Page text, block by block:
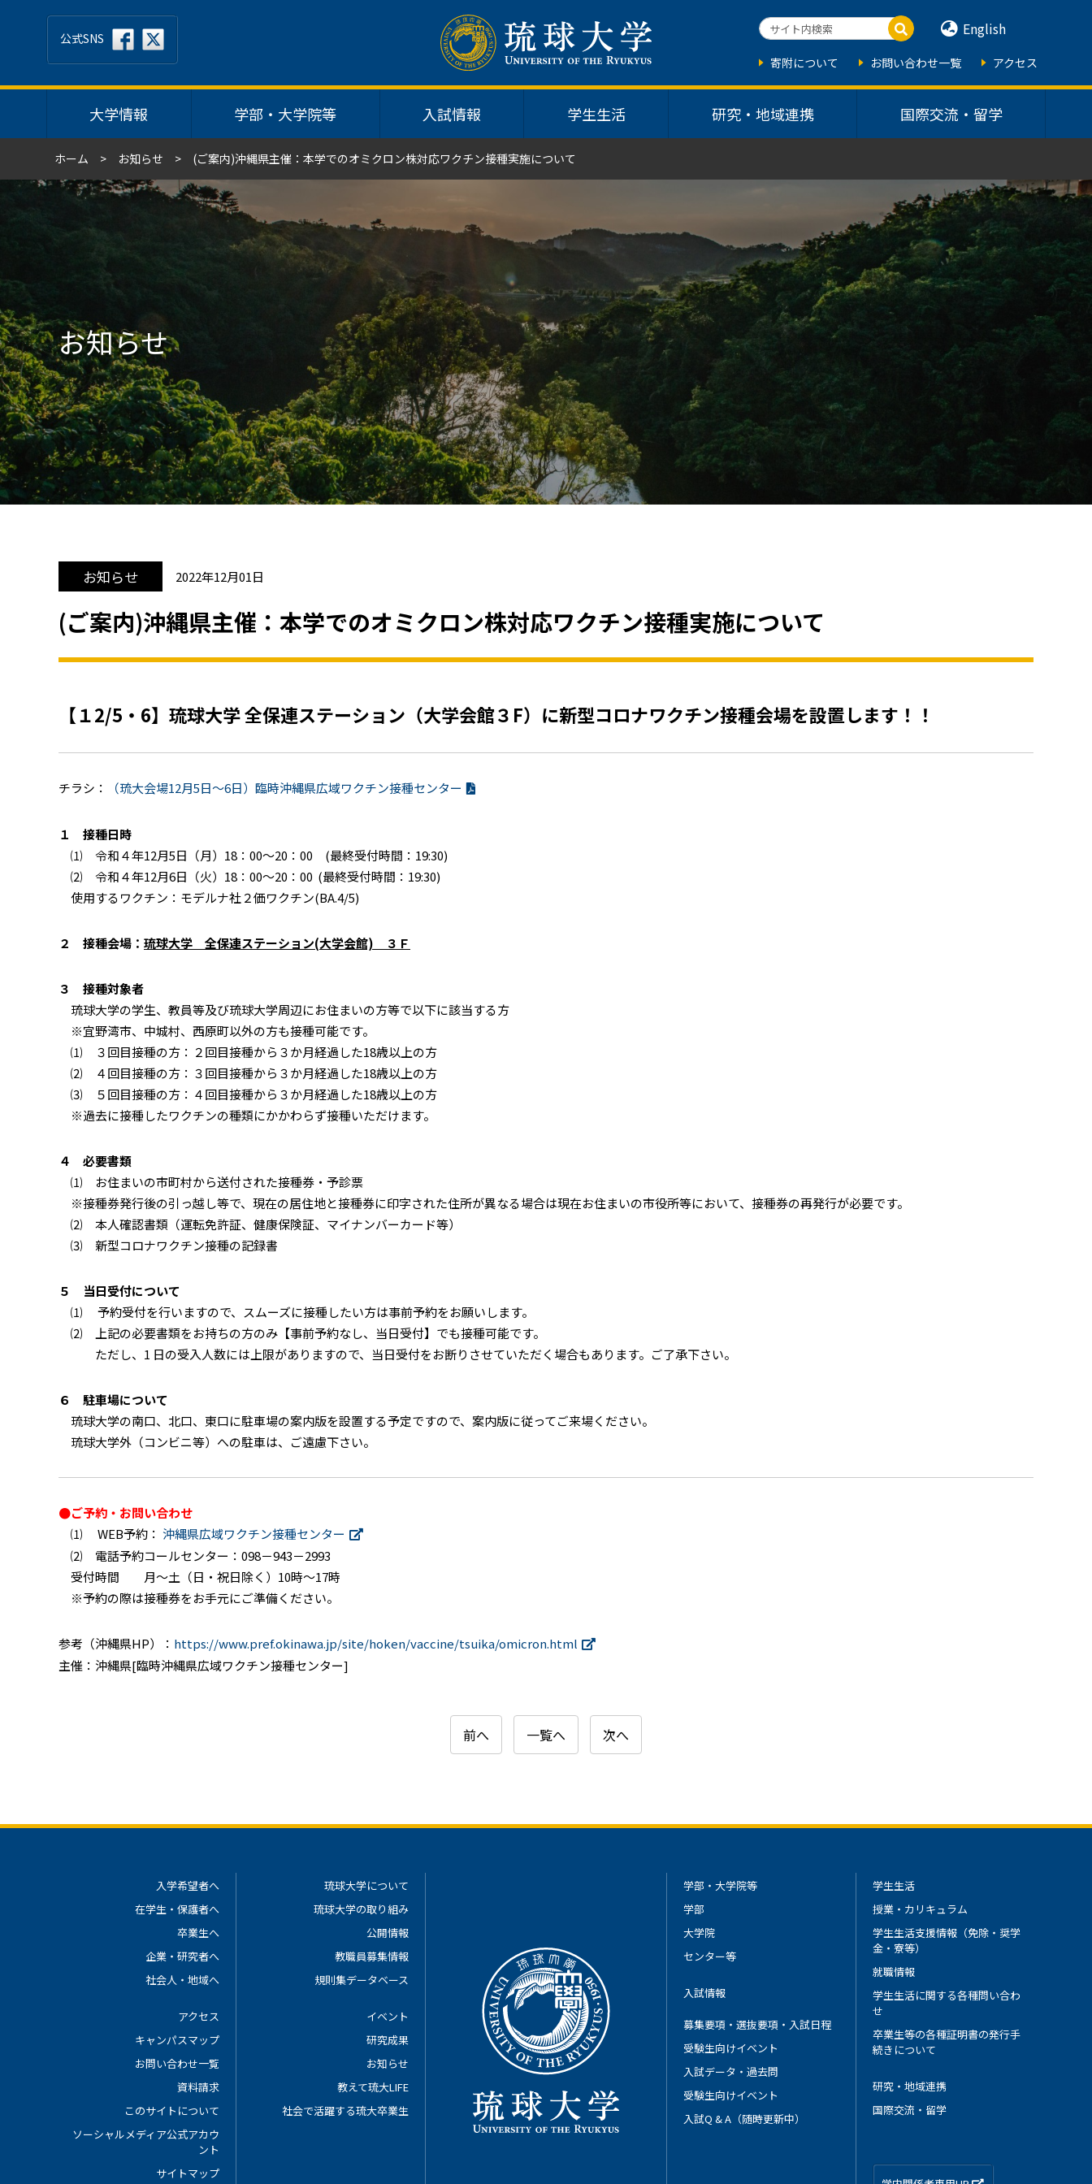
大学情報 学部・大学院等 入試情報 学生生活 研究・地域連携 国際交流・留学
公式SNS English
寄附について お問い合わせ一覧 アクセス
ホーム お知らせ (ご案内)沖縄県主催：本学でのオミクロン株対応ワクチン接種実施について
お知らせ
お知らせ 2022年12月01日
(ご案内)沖縄県主催：本学でのオミクロン株対応ワクチン接種実施について
【１2/5・6】琉球大学 全保連ステーション（大学会館３F）に新型コロナワクチン接種会場を設置します！！
チラシ： （琉大会場12月5日～6日）臨時沖縄県広域ワクチン接種センター
１ 接種日時
⑴ 令和４年12月5日（月）18：00～20：00 (最終受付時間：19:30)
⑵ 令和４年12月6日（火）18：00～20：00 (最終受付時間：19:30)
使用するワクチン：モデルナ社２価ワクチン(BA.4/5)
２ 接種会場： 琉球大学 全保連ステーション(大学会館) ３Ｆ
３ 接種対象者
琉球大学の学生、教員等及び琉球大学周辺にお住まいの方等で以下に該当する方
※宜野湾市、中城村、西原町以外の方も接種可能です。
⑴ ３回目接種の方：２回目接種から３か月経過した18歳以上の方
⑵ ４回目接種の方：３回目接種から３か月経過した18歳以上の方
⑶ ５回目接種の方：４回目接種から３か月経過した18歳以上の方
※過去に接種したワクチンの種類にかかわらず接種いただけます。
４ 必要書類
⑴ お住まいの市町村から送付された接種券・予診票
※接種券発行後の引っ越し等で、現在の居住地と接種券に印字された住所が異なる場合は現在お住まいの市役所等において、接種券の再発行が必要です。
⑵ 本人確認書類（運転免許証、健康保険証、マイナンバーカード等）
⑶ 新型コロナワクチン接種の記録書
５ 当日受付について
⑴ 予約受付を行いますので、スムーズに接種したい方は事前予約をお願いします。
⑵ 上記の必要書類をお持ちの方のみ【事前予約なし、当日受付】でも接種可能です。
ただし、1 日の受入人数には上限がありますので、当日受付をお断りさせていただく場合もあります。ご了承下さい。
６ 駐車場について
琉球大学の南口、北口、東口に駐車場の案内版を設置する予定ですので、案内版に従ってご来場ください。
琉球大学外（コンビニ等）への駐車は、ご遠慮下さい。
●ご予約・お問い合わせ
⑴ WEB予約： 沖縄県広域ワクチン接種センター
⑵ 電話予約コールセンター：098－943－2993
受付時間 月～土（日・祝日除く）10時～17時
※予約の際は接種券をお手元にご準備ください。
参考（沖縄県HP）： https://www.pref.okinawa.jp/site/hoken/vaccine/tsuika/omicron.html
主催：沖縄県[臨時沖縄県広域ワクチン接種センター]
前へ 一覧へ 次へ
入学希望者へ
在学生・保護者へ
卒業生へ
企業・研究者へ
社会人・地域へ
アクセス
キャンパスマップ
お問い合わせ一覧
資料請求
このサイトについて
ソーシャルメディア公式アカウ
ント
サイトマップ
琉球大学について
琉球大学の取り組み
公開情報
教職員募集情報
規則集データベース
イベント
研究成果
お知らせ
教えて琉大LIFE
社会で活躍する琉大卒業生
学部・大学院等
学部
大学院
センター等
入試情報
募集要項・選抜要項・入試日程
受験生向けイベント
入試データ・過去問
受験生向けイベント
入試Q & A（随時更新中）
学生生活
授業・カリキュラム
学生生活支援情報（免除・奨学
金・寮等）
就職情報
学生生活に関する各種問い合わ
せ
卒業生等の各種証明書の発行手
続きについて
研究・地域連携
国際交流・留学